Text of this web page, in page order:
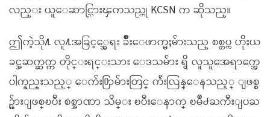
လည္း ယူေဆာင္သြားၾကသည္ဟု KCSN က ဆိုသည္။
ဤကဲ့သို႔ လူ႔အခြင့္အေရး ခ်ိဳးေဖာက္မႈမ်ားသည္ စစ္တပ္က ဟိုးယ
ခင္အဆက္ဆက္က တိုင္းရင္းသား ေဒသမ်ား ရွိ လူသူအေရာက္အေ
ပါက္နည္းသည့္ ေက်း႐ြာမ်ားတြင္ က်ဴးလြန္ေနသည့္ ျဖစ္စ
ဥ္မ်ားျဖစ္ၿပီး စစ္အာဏာ သိမ္း ၿပီးေနာက္ ၿမိဳ႕ႀကီးျပႀ